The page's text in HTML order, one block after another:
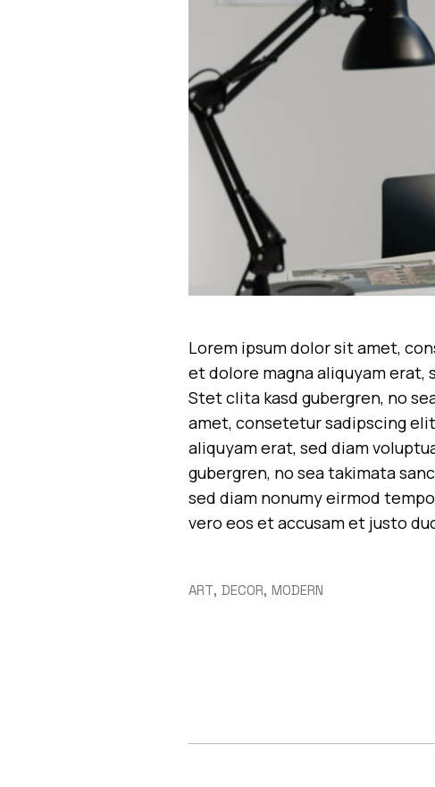
Lorem ipsum dolor sit amet,
et dolore magna aliquyam erat,
Stet clita kasd gubergren, no
amet, consetetur sadipscing
aliquyam erat, sed diam
gubergren, no sea takimata
sed diam nonumy eirmod
vero eos et accusam et justo
ART DECOR MODERN